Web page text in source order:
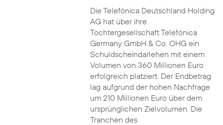
Die Telefónica Deutschland Holding
AG hat über ihre
Tochtergesellschaft Telefónica
Germany GmbH & Co. OHG ein
Schuldscheindarlehen mit einem
Volumen von 360 Millionen Euro
erfolgreich platziert. Der Endbetrag
lag aufgrund der hohen Nachfrage
um 210 Millionen Euro über dem
ursprünglichen Zielvolumen. Die
Tranchen des